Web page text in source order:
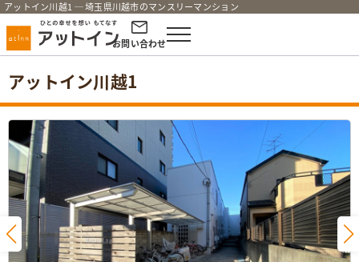
アットイン川越1 ─ 埼玉県川越市のマンスリーマンション
お問い合わせ
アットイン川越1現在ご利用の環境では、
チャット機能が正常に機能しない
可能性がございます。
【推奨ブラウザ】
以下の最新バージョンのブラウザからご利用く
ださい。
・Safari
・Chrome